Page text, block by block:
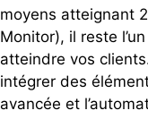
moyens atteignant
Monitor), il reste
atteindre vos
intégrer des
avancée et